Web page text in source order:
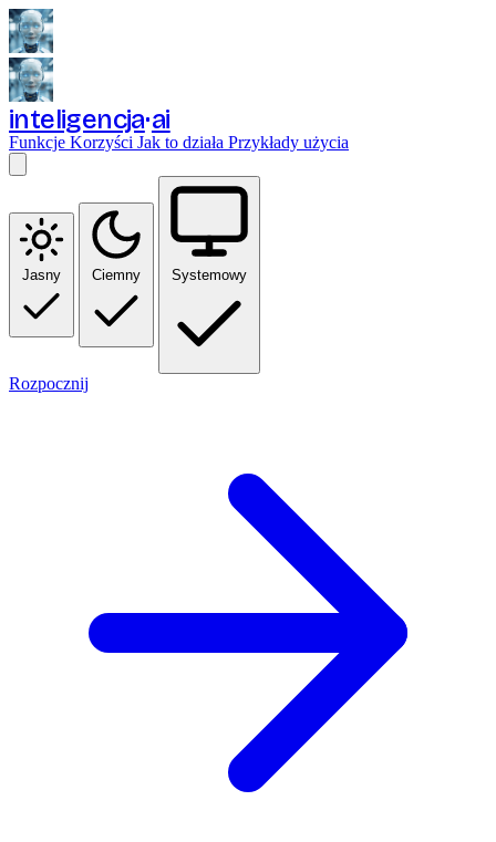
inteligencja ai
Funkcje Korzyści Jak to działa Przykłady użycia
Jasny Ciemny Systemowy
Rozpocznij